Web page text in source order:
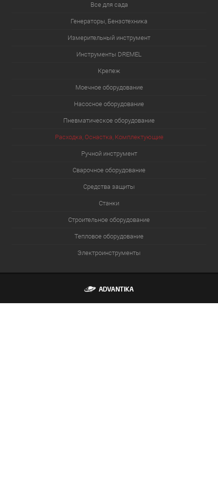
Все для сада
Генераторы, Бензотехника
Измерительный инструмент
Инструменты DREMEL
Крепеж
Моечное оборудование
Насосное оборудование
Пневматическое оборудование
Расходка, Оснастка, Комплектующие
Ручной инструмент
Сварочное оборудование
Средства защиты
Станки
Строительное оборудование
Тепловое оборудование
Электроинструменты